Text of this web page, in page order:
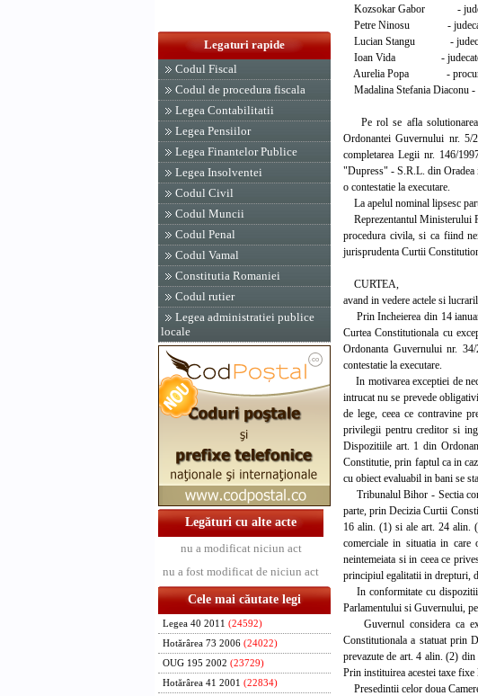
Legaturi rapide
Codul Fiscal
Codul de procedura fiscala
Legea Contabilitatii
Legea Pensiilor
Legea Finantelor Publice
Legea Insolventei
Codul Civil
Codul Muncii
Codul Penal
Codul Vamal
Constitutia Romaniei
Codul rutier
Legea administratiei publice
locale
Legături cu alte acte
nu a modificat niciun act
nu a fost modificat de niciun act
Cele mai căutate legi
Legea 40 2011 (24592)
Hotărârea 73 2006 (24022)
OUG 195 2002 (23729)
Hotărârea 41 2001 (22834)
Kozsokar Gabor -
Petre Ninosu -
Lucian Stangu -
Ioan Vida -
Aurelia Popa -
Madalina Stefania Diaconu -
Pe rol se afla solutionarea
Ordonantei Guvernului nr.
completarea Legii nr. 146/
"Dupress" - S.R.L. din Oradea
o contestatie la executare.
La apelul nominal lipsesc
Reprezentantul Ministerului
procedura civila, si ca fiind
jurisprudenta Curtii
CURTEA,
avand in vedere actele si
Prin Incheierea din 14
Curtea Constitutionala cu
Ordonanta Guvernului nr.
contestatie la executare.
In motivarea exceptiei de
intrucat nu se prevede
de lege, ceea ce contravine
privilegii pentru creditor si
Dispozitiile art. 1 din
Constitutie, prin faptul ca in
cu obiect evaluabil in bani se
Tribunalul Bihor - Sectia
parte, prin Decizia Curtii
16 alin. (1) si ale art. 24 alin.
comerciale in situatia in care
neintemeiata si in ceea ce
principiul egalitatii in drepturi,
In conformitate cu
Parlamentului si Guvernului,
Guvernul considera ca
Constitutionala a statuat prin
prevazute de art. 4 alin. (2)
Prin instituirea acestei taxe
Presedintii celor doua